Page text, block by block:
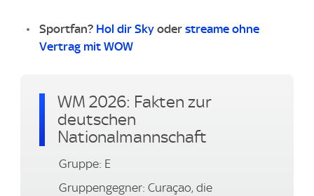
Sportfan? Hol dir Sky oder streame ohne
Vertrag mit WOW
WM 2026: Fakten zur
deutschen
Nationalmannschaft
Gruppe: E
Gruppengegner: Curaçao, die